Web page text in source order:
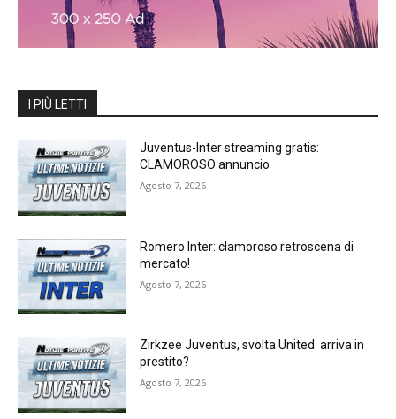
I PIÙ LETTI
Juventus-Inter streaming gratis:
CLAMOROSO annuncio
Agosto 7, 2026
Romero Inter: clamoroso retroscena di
mercato!
Agosto 7, 2026
Zirkzee Juventus, svolta United: arriva in
prestito?
Agosto 7, 2026